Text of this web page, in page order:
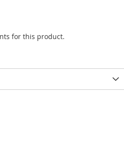
for this product.